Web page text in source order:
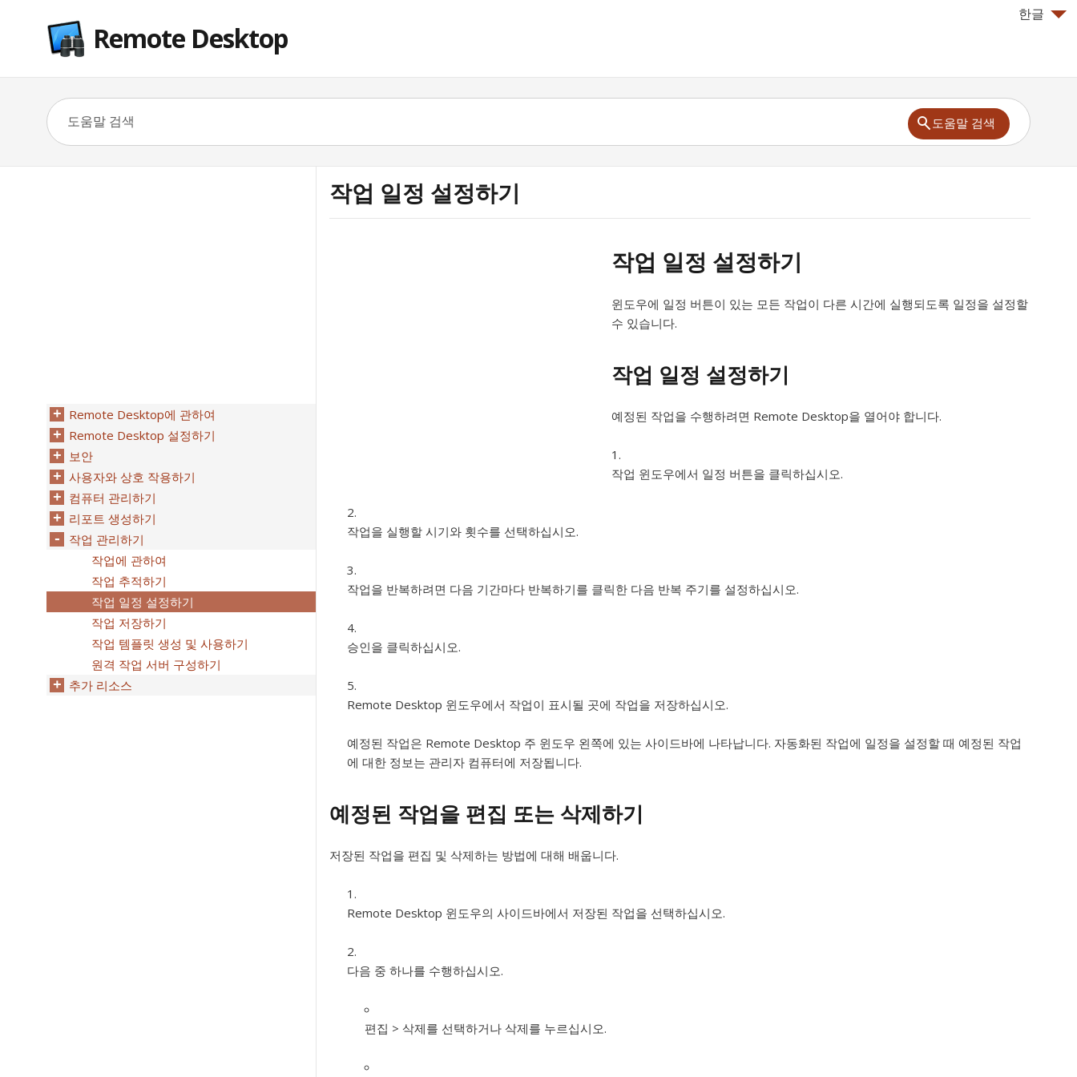
한글
Remote Desktop
도움말 검색
작업 일정 설정하기
작업 일정 설정하기
윈도우에 일정 버튼이 있는 모든 작업이 다른 시간에 실행되도록 일정을 설정할
수 있습니다.
작업 일정 설정하기
예정된 작업을 수행하려면 Remote Desktop을 열어야 합니다.
작업 윈도우에서 일정 버튼을 클릭하십시오.
작업을 실행할 시기와 횟수를 선택하십시오.
작업을 반복하려면 다음 기간마다 반복하기를 클릭한 다음 반복 주기를 설정하십시오.
승인을 클릭하십시오.
Remote Desktop 윈도우에서 작업이 표시될 곳에 작업을 저장하십시오.
예정된 작업은 Remote Desktop 주 윈도우 왼쪽에 있는 사이드바에 나타납니다. 자동화된 작업에 일정을 설정할 때 예정된 작업
에 대한 정보는 관리자 컴퓨터에 저장됩니다.
예정된 작업을 편집 또는 삭제하기
저장된 작업을 편집 및 삭제하는 방법에 대해 배웁니다.
Remote Desktop 윈도우의 사이드바에서 저장된 작업을 선택하십시오.
다음 중 하나를 수행하십시오.
편집 > 삭제를 선택하거나 삭제를 누르십시오.
Remote Desktop에 관하여
Remote Desktop 설정하기
보안
사용자와 상호 작용하기
컴퓨터 관리하기
리포트 생성하기
작업 관리하기
작업에 관하여
작업 추적하기
작업 일정 설정하기
작업 저장하기
작업 템플릿 생성 및 사용하기
원격 작업 서버 구성하기
추가 리소스